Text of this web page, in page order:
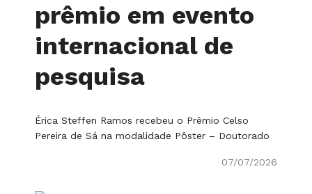
prêmio em evento
internacional de
pesquisa
Érica Steffen Ramos recebeu o Prêmio Celso
Pereira de Sá na modalidade Pôster – Doutorado
07/07/2026